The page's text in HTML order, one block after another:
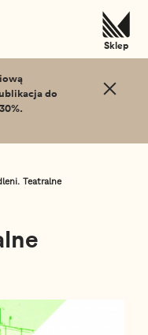
Sklep
do
Teatralne